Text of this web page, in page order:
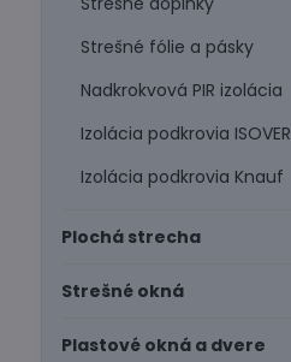
Strešné fólie a pásky
Nadkrokvová PIR izolácia
Izolácia podkrovia ISOVER
Izolácia podkrovia Knauf
Plochá strecha
Strešné okná
Plastové okná a dvere